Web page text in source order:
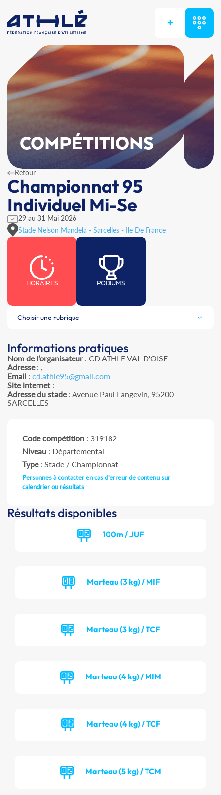
+
COMPÉTITIONS
Retour
Championnat 95
Individuel Mi-Se
29 au 31 Mai 2026
Stade Nelson Mandela - Sarcelles - Ile De France
HORAIRES PODIUMS
Choisir une rubrique
Informations pratiques
Nom de l’organisateur: CD ATHLE VAL D'OISE
Adresse: ,
Email : cd.athle95@gmail.com
Site internet : -
Adresse du stade: Avenue Paul Langevin, 95200
SARCELLES
Code compétition : 319182
Niveau : Départemental
Type: Stade / Championnat
Personnes à contacter en cas d'erreur de contenu sur
calendrier ou résultats
Résultats disponibles
100m / JUF
Marteau (3 kg) / MIF
Marteau (3 kg) / TCF
Marteau (4 kg) / MIM
Marteau (4 kg) / TCF
Marteau (5 kg) / TCM